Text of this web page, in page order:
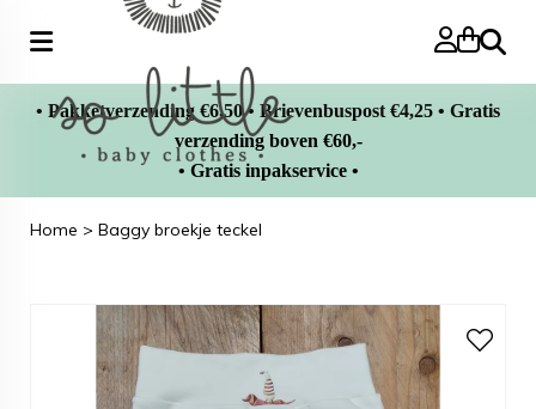
Zoeken
• Pakketverzending €6,50 • Brievenbuspost €4,25 • Gratis
verzending boven €60,-
• Gratis inpakservice •
Home > Baggy broekje teckel